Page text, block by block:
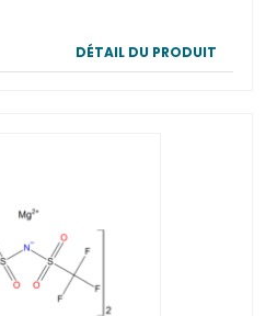
DÉTAIL DU PRODUIT